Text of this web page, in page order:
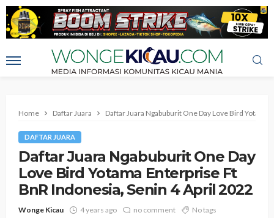
Home Daftar Juara Daftar Juara Ngabuburit One Day Love Bird
DAFTAR JUARA
Daftar Juara Ngabuburit One Day
Love Bird Yotama Enterprise Ft
BnR Indonesia, Senin 4 April 2022
Wonge Kicau 4 years ago no comment No tags